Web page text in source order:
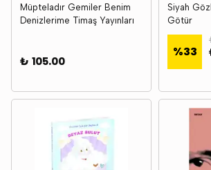
Müpteladır Gemiler Benim
Denizlerime Timaş Yayınları
₺ 105.00
Siyah
Götür
%33